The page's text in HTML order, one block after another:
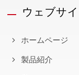
ウェブサ
ホームページ
製品紹介